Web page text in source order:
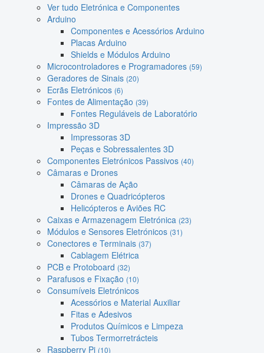
Ver tudo Eletrónica e Componentes
Arduino
Componentes e Acessórios Arduino
Placas Arduino
Shields e Módulos Arduino
Microcontroladores e Programadores (59)
Geradores de Sinais (20)
Ecrãs Eletrónicos (6)
Fontes de Alimentação (39)
Fontes Reguláveis de Laboratório
Impressão 3D
Impressoras 3D
Peças e Sobressalentes 3D
Componentes Eletrónicos Passivos (40)
Câmaras e Drones
Câmaras de Ação
Drones e Quadricópteros
Helicópteros e Aviões RC
Caixas e Armazenagem Eletrónica (23)
Módulos e Sensores Eletrónicos (31)
Conectores e Terminais (37)
Cablagem Elétrica
PCB e Protoboard (32)
Parafusos e Fixação (10)
Consumíveis Eletrónicos
Acessórios e Material Auxiliar
Fitas e Adesivos
Produtos Químicos e Limpeza
Tubos Termorretrácteis
Raspberry Pi (10)